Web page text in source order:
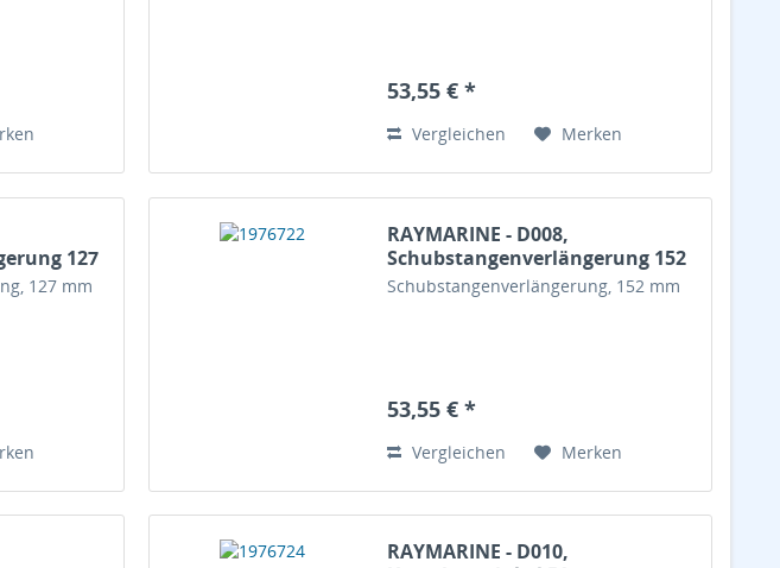
53,55 € *
Vergleichen Merken
127
127 mm
RAYMARINE - D008,
Schubstangenverlängerung 152
mm
Schubstangenverlängerung, 152 mm
53,55 € *
Vergleichen Merken
RAYMARINE - D010,